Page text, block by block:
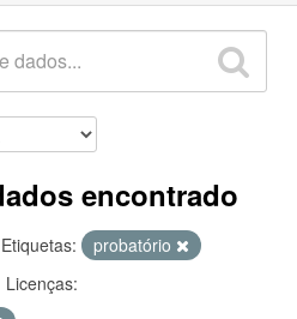
encontrado
Etiquetas:
probatório
Licenças: